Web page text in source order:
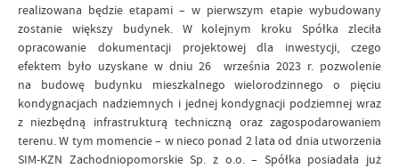
realizowana będzie etapami – w pierwszym etapie wybudowany
zostanie większy budynek. W kolejnym kroku Spółka zleciła
opracowanie dokumentacji projektowej dla inwestycji, czego
efektem było uzyskane w dniu 26 września 2023 r. pozwolenie
na budowę budynku mieszkalnego wielorodzinnego o pięciu
kondygnacjach nadziemnych i jednej kondygnacji podziemnej wraz
z niezbędną infrastrukturą techniczną oraz zagospodarowaniem
terenu. W tym momencie – w nieco ponad 2 lata od dnia utworzenia
SIM-KZN Zachodniopomorskie Sp. z o.o. – Spółka posiadała już